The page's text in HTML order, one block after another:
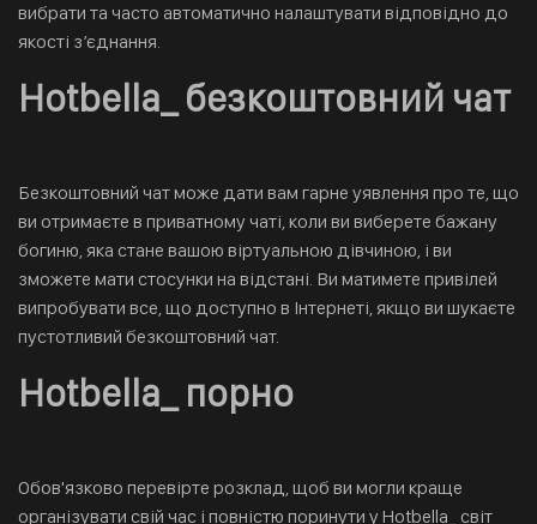
вибрати та часто автоматично налаштувати відповідно до
якості з’єднання.
Hotbella_ безкоштовний чат
Безкоштовний чат може дати вам гарне уявлення про те, що
ви отримаєте в приватному чаті, коли ви виберете бажану
богиню, яка стане вашою віртуальною дівчиною, і ви
зможете мати стосунки на відстані. Ви матимете привілей
випробувати все, що доступно в Інтернеті, якщо ви шукаєте
пустотливий безкоштовний чат.
Hotbella_ порно
Обов'язково перевірте розклад, щоб ви могли краще
організувати свій час і повністю поринути у Hotbella_ світ